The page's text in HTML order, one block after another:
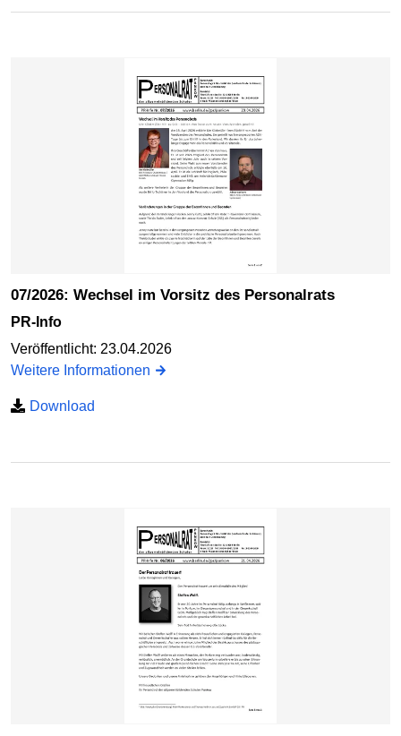
07/2026: Wechsel im Vorsitz des Personalrats
PR-Info
Veröffentlicht: 23.04.2026
Weitere Informationen
Download